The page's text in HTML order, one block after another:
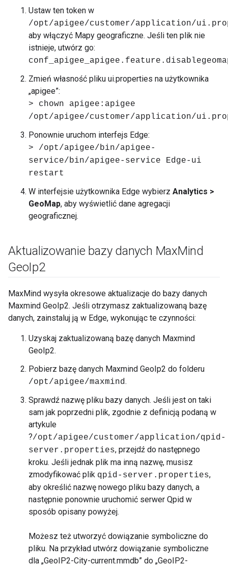
Ustaw ten token w
/opt/apigee/customer/application/
aby włączyć Mapy geograficzne. Jeśli ten plik nie
istnieje, utwórz go:
Zmień własność pliku ui.properties na użytkownika
„apigee”:
> chown apigee:apigee
/opt/apigee/customer/application/
Ponownie uruchom interfejs Edge:
> /opt/apigee/bin/apigee-
service/bin/apigee-service Edge-ui
restart
W interfejsie użytkownika Edge wybierz Analytics >
GeoMap, aby wyświetlić dane agregacji
geograficznej.
Aktualizowanie bazy danych MaxMind
GeoIp2
MaxMind wysyła okresowe aktualizacje do bazy danych
Maxmind GeoIp2. Jeśli otrzymasz zaktualizowaną bazę
danych, zainstaluj ją w Edge, wykonując te czynności:
Uzyskaj zaktualizowaną bazę danych Maxmind
GeoIp2.
Pobierz bazę danych Maxmind GeoIp2 do folderu
/opt/apigee/maxmind.
Sprawdź nazwę pliku bazy danych. Jeśli jest on taki
sam jak poprzedni plik, zgodnie z definicją podaną w
artykule
?/opt/apigee/customer/application/qpid-
server.properties, przejdź do następnego
kroku. Jeśli jednak plik ma inną nazwę, musisz
zmodyfikować plik qpid-server.properties,
aby określić nazwę nowego pliku bazy danych, a
następnie ponownie uruchomić serwer Qpid w
sposób opisany powyżej.
Możesz też utworzyć dowiązanie symboliczne do
pliku. Na przykład utwórz dowiązanie symboliczne
dla „GeoIP2-City-current.mmdb” do „GeoIP2-